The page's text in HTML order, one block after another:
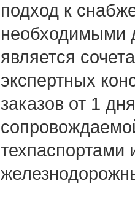
подход к
необходимыми
является
экспертных
заказов от 1
техпаспортами